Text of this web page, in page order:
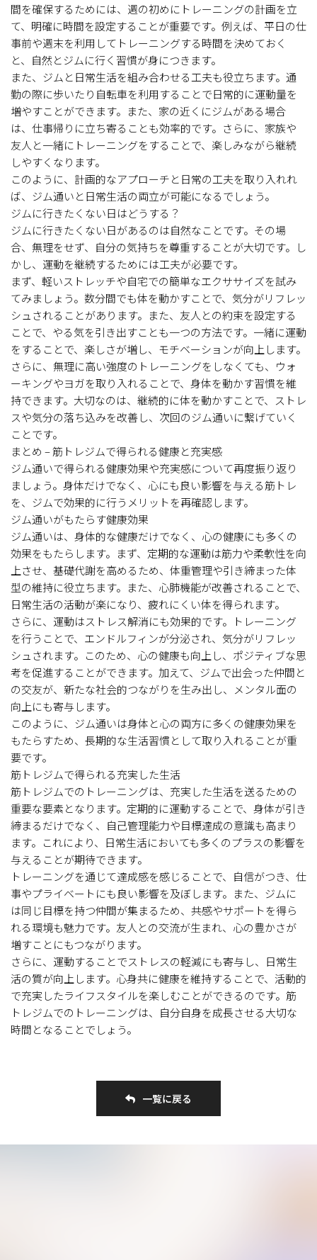
間を確保するためには、週の初めにトレーニングの計画を立
て、明確に時間を設定することが重要です。例えば、平日の仕
事前や週末を利用してトレーニングする時間を決めておく
と、自然とジムに行く習慣が身につきます。
また、ジムと日常生活を組み合わせる工夫も役立ちます。通
勤の際に歩いたり自転車を利用することで日常的に運動量を
増やすことができます。また、家の近くにジムがある場合
は、仕事帰りに立ち寄ることも効率的です。さらに、家族や
友人と一緒にトレーニングをすることで、楽しみながら継続
しやすくなります。
このように、計画的なアプローチと日常の工夫を取り入れれ
ば、ジム通いと日常生活の両立が可能になるでしょう。
ジムに行きたくない日はどうする？
ジムに行きたくない日があるのは自然なことです。その場
合、無理をせず、自分の気持ちを尊重することが大切です。し
かし、運動を継続するためには工夫が必要です。
まず、軽いストレッチや自宅での簡単なエクササイズを試み
てみましょう。数分間でも体を動かすことで、気分がリフレッ
シュされることがあります。また、友人との約束を設定する
ことで、やる気を引き出すことも一つの方法です。一緒に運動
をすることで、楽しさが増し、モチベーションが向上します。
さらに、無理に高い強度のトレーニングをしなくても、ウォ
ーキングやヨガを取り入れることで、身体を動かす習慣を維
持できます。大切なのは、継続的に体を動かすことで、ストレ
スや気分の落ち込みを改善し、次回のジム通いに繋げていく
ことです。
まとめ – 筋トレジムで得られる健康と充実感
ジム通いで得られる健康効果や充実感について再度振り返り
ましょう。身体だけでなく、心にも良い影響を与える筋トレ
を、ジムで効果的に行うメリットを再確認します。
ジム通いがもたらす健康効果
ジム通いは、身体的な健康だけでなく、心の健康にも多くの
効果をもたらします。まず、定期的な運動は筋力や柔軟性を向
上させ、基礎代謝を高めるため、体重管理や引き締まった体
型の維持に役立ちます。また、心肺機能が改善されることで、
日常生活の活動が楽になり、疲れにくい体を得られます。
さらに、運動はストレス解消にも効果的です。トレーニング
を行うことで、エンドルフィンが分泌され、気分がリフレッ
シュされます。このため、心の健康も向上し、ポジティブな思
考を促進することができます。加えて、ジムで出会った仲間と
の交友が、新たな社会的つながりを生み出し、メンタル面の
向上にも寄与します。
このように、ジム通いは身体と心の両方に多くの健康効果を
もたらすため、長期的な生活習慣として取り入れることが重
要です。
筋トレジムで得られる充実した生活
筋トレジムでのトレーニングは、充実した生活を送るための
重要な要素となります。定期的に運動することで、身体が引き
締まるだけでなく、自己管理能力や目標達成の意識も高まり
ます。これにより、日常生活においても多くのプラスの影響を
与えることが期待できます。
トレーニングを通じて達成感を感じることで、自信がつき、仕
事やプライベートにも良い影響を及ぼします。また、ジムに
は同じ目標を持つ仲間が集まるため、共感やサポートを得ら
れる環境も魅力です。友人との交流が生まれ、心の豊かさが
増すことにもつながります。
さらに、運動することでストレスの軽減にも寄与し、日常生
活の質が向上します。心身共に健康を維持することで、活動的
で充実したライフスタイルを楽しむことができるのです。筋
トレジムでのトレーニングは、自分自身を成長させる大切な
時間となることでしょう。
一覧に戻る